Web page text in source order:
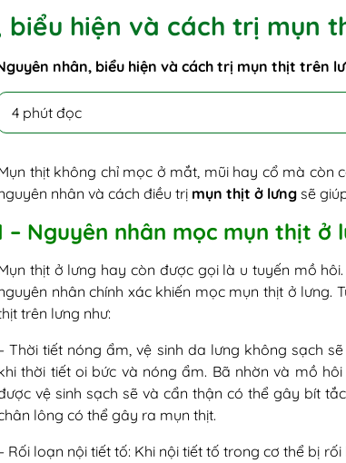
biểu hiện và cách trị mụn
nhân, biểu hiện và cách trị mụn thịt trên
4 phút đọc
thịt không chỉ mọc ở mắt, mũi hay cổ mà
nhân và cách điều trị mụn thịt ở lưngsẽ
– Nguyên nhân mọc mụn thịt ở
thịt ở lưng hay còn được gọi là u tuyến mồ
nhân chính xác khiến mọc mụn thịt ở
trên lưng như:
Thời tiết nóng ẩm, vệ sinh da lưng không sạch
thời tiết oi bức và nóng ẩm. Bã nhờn và mồ
vệ sinh sạch sẽ và cẩn thận có thể gây bít
lông có thể gây ra mụn thịt.
Rối loạn nội tiết tố: Khi nội tiết tố trong cơ thể bị